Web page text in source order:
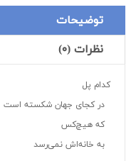
توضیحات
نظرات (۰)
کدام پل
در کجای جهان شکسته است
که هیچ‌کس
به خانه‌اش نمی‌رسد